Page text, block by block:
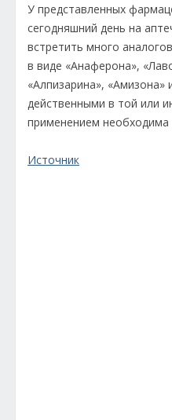
У представленных
сегодняшний день на
встретить много
в виде «Анаферона»,
«Алпизарина», «Амизона»
действенными в той или
применением необходима
Источник